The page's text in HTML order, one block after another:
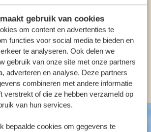
gebruik van cookies
om content en advertenties te
functies voor social media te bieden en
te analyseren. Ook delen we
gebruik van onze site met onze partners
adverteren en analyse. Deze partners
combineren met andere informatie
verstrekt of die ze hebben verzameld op
van hun services.
bepaalde cookies om gegevens te
STAAN VOOR JE KLAAR
NL:+31 174 35 2016
ANDERE LANDEN